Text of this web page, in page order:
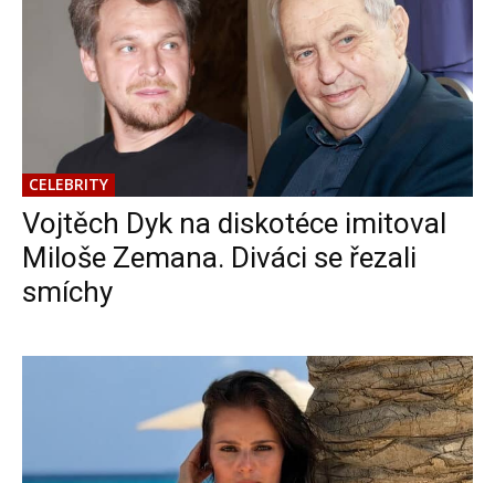
CELEBRITY
Vojtěch Dyk na diskotéce imitoval
Miloše Zemana. Diváci se řezali
smíchy